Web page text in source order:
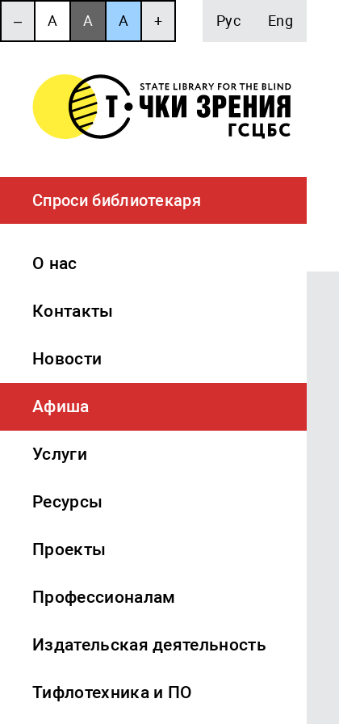
‒ A A A + Рус Eng
Спроси библиотекаря
О нас
Контакты
Новости
Афиша
Услуги
Ресурсы
Проекты
Профессионалам
Издательская деятельность
Тифлотехника и ПО